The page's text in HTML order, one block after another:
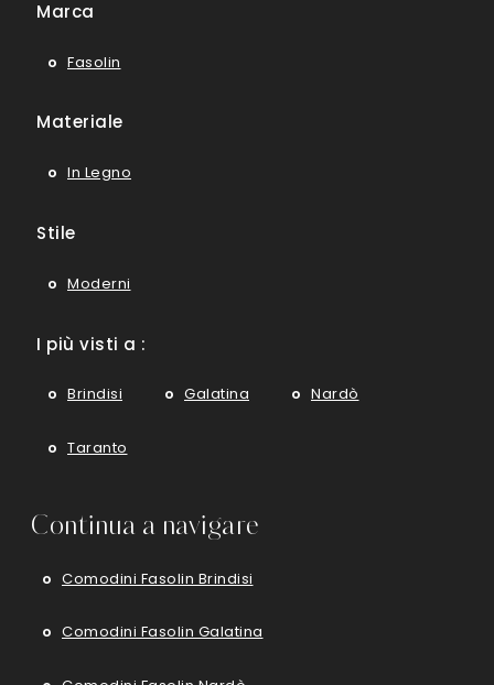
Marca
Fasolin
Materiale
In Legno
Stile
Moderni
I più visti a :
Brindisi Galatina Nardò
Taranto
Continua a navigare
Comodini Fasolin Brindisi
Comodini Fasolin Galatina